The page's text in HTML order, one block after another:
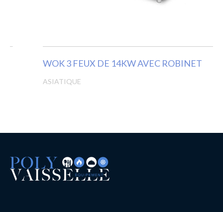
WOK 3 FEUX DE 14KW AVEC ROBINET
ASIATIQUE